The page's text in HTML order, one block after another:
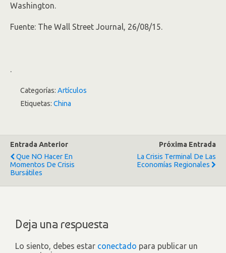
Washington.
Fuente: The Wall Street Journal, 26/08/15.
.
Categorías: Artículos
Etiquetas: China
Entrada Anterior
Que NO Hacer En
Momentos De Crisis
Bursátiles
Próxima Entrada
La Crisis Terminal De Las
Economías Regionales
Deja una respuesta
Lo siento, debes estar conectado para publicar un